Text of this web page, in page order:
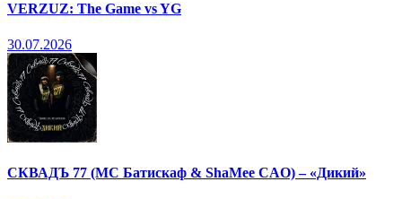
VERZUZ: The Game vs YG
30.07.2026
СКВАДЪ 77 (МС Батискаф & ShaMee CAO) – «Дикий»